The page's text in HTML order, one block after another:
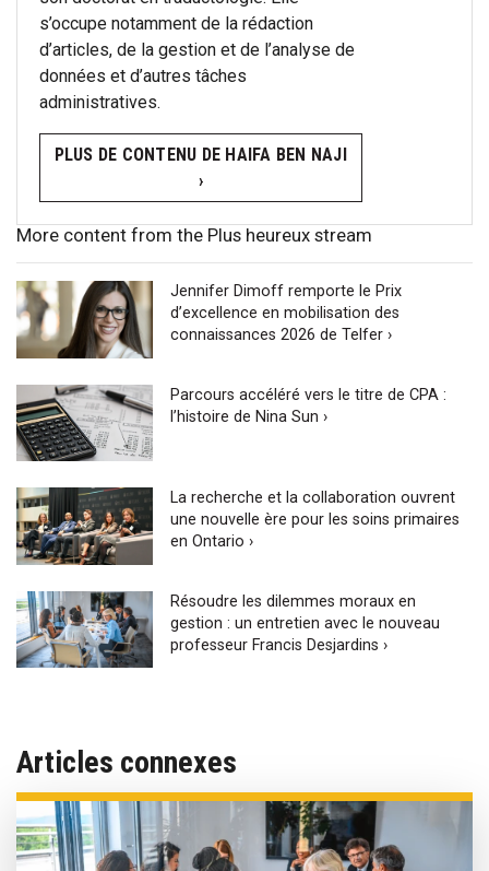
s’occupe notamment de la rédaction
d’articles, de la gestion et de l’analyse de
données et d’autres tâches
administratives.
PLUS DE CONTENU DE HAIFA BEN NAJI
›
More content from the Plus heureux stream
Jennifer Dimoff remporte le Prix
d’excellence en mobilisation des
connaissances 2026 de Telfer ›
Parcours accéléré vers le titre de CPA :
l’histoire de Nina Sun ›
La recherche et la collaboration ouvrent
une nouvelle ère pour les soins primaires
en Ontario ›
Résoudre les dilemmes moraux en
gestion : un entretien avec le nouveau
professeur Francis Desjardins ›
Articles connexes